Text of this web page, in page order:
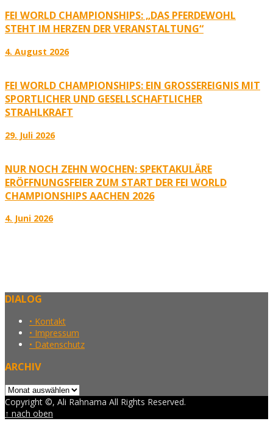
FEI WORLD CHAMPIONSHIPS: „DAS PFERDEWOHL
STEHT IM HERZEN DER VERANSTALTUNG“
4. August 2026
FEI WORLD CHAMPIONSHIPS: EIN GROSSEREIGNIS MIT S
PORTLICHER UND GESELLSCHAFTLICHER S
TRAHLKRAFT
29. Juli 2026
NUR NOCH ZEHN WOCHEN: SPEKTAKULÄRE
ERÖFFNUNGSFEIER ZUM START DER FEI WORLD
CHAMPIONSHIPS AACHEN 2026
4. Juni 2026
DIALOG
• Kontakt
• Impressum
• Datenschutz
ARCHIV
Archiv
Copyright ©, Ali Rahnama All Rights Reserved.
↑ nach oben